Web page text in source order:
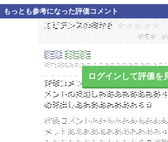
もっとも参考になった評価コメント
ログインして評価を